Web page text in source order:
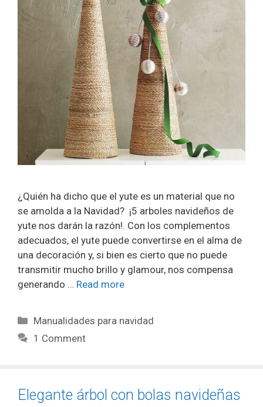
¿Quién ha dicho que el yute es un material que no
se amolda a la Navidad? ¡5 arboles navideños de
yute nos darán la razón!. Con los complementos
adecuados, el yute puede convertirse en el alma de
una decoración y, si bien es cierto que no puede
transmitir mucho brillo y glamour, nos compensa
generando … Read more
Manualidades para navidad
1 Comment
Elegante árbol con bolas navideñas